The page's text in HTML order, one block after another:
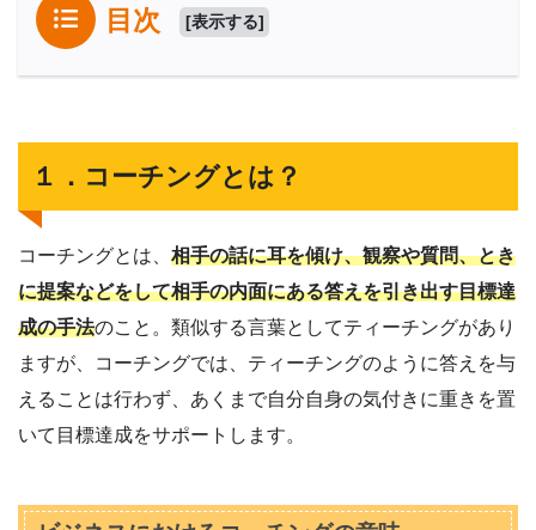
目次 [表示する]
１．コーチングとは？
コーチングとは、 相手の話に耳を傾け、観察や質問、とき
に提案などをして相手の内面にある答えを引き出す目標達
成の手法のこと。類似する言葉としてティーチングがあり
ますが、コーチングでは、ティーチングのように答えを与
えることは行わず、あくまで自分自身の気付きに重きを置
いて目標達成をサポートします。